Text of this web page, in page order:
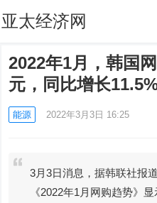
亚太经济网
2022年1月，韩国
元，同比增长
能源 2022年3月3日 16:25
3月3日消息，据韩联社报
《2022年1月网购趋势》